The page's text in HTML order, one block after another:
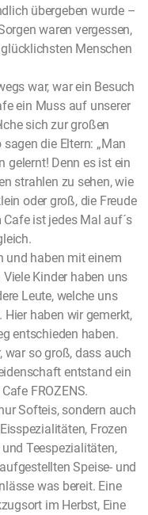
übergeben wurde –
waren vergessen,
Menschen
war, war ein Besuch
ein Muss auf unserer
sich zur großen
die Eltern: „Man
gelernt! Denn es ist ein
strahlen zu sehen, wie
oder groß, die Freude
ist jedes Mal auf´s
und haben mit einem
Kinder haben uns
Leute, welche uns
haben wir gemerkt,
entschieden haben.
war so groß, dass auch
entstand ein
FROZENS.
Softeis, sondern auch
Frozen
Teespezialitäten,
Speise- und
was bereit. Eine
im Herbst, Eine